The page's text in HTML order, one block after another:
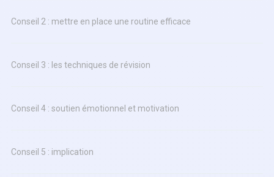
Conseil 2 : mettre en place une routine efficace
Conseil 3 : les techniques de révision ️
Conseil 4 : soutien émotionnel et motivation ️
Conseil 5 : implication